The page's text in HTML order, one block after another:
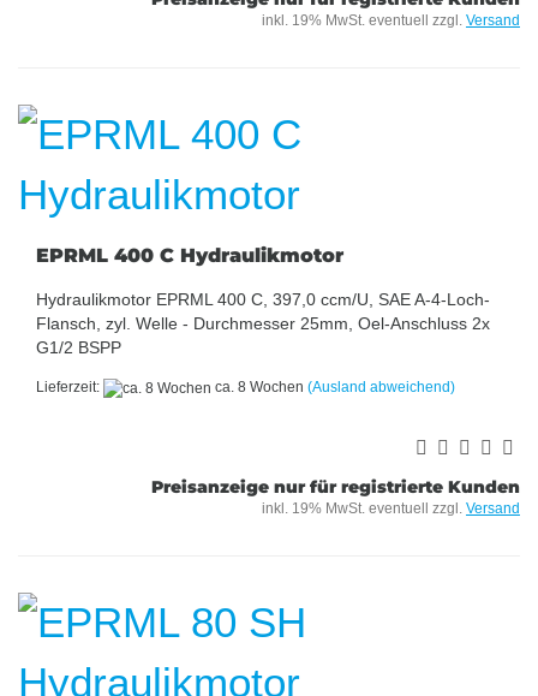
inkl. 19% MwSt. eventuell zzgl. Versand
EPRML 400 C Hydraulikmotor
Hydraulikmotor EPRML 400 C, 397,0 ccm/U, SAE A-4-Loch-
Flansch, zyl. Welle - Durchmesser 25mm, Oel-Anschluss 2x
G1/2 BSPP
Lieferzeit: ca. 8 Wochen (Ausland abweichend)
Preisanzeige nur für registrierte Kunden
inkl. 19% MwSt. eventuell zzgl. Versand